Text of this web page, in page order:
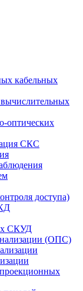
кабельных
оптических
СКС
доступа)
СКУД
(ОПС)